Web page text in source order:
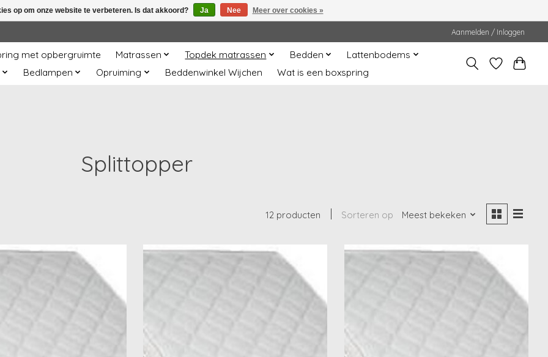
Aanmelden / Inloggen
met opbergruimte Matrassen Topdek matrassen Bedden
Lattenbodems
Bedlampen Opruiming Beddenwinkel Wijchen Wat is een boxspring
Splittopper
12 producten Sorteren op Meest bekeken
op om onze website te verbeteren. Is dat akkoord? Ja Nee Meer over cookies »